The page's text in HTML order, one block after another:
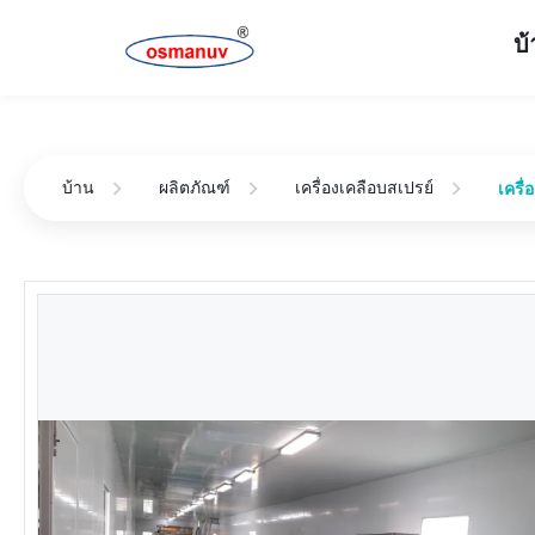
บ้าน ผลิตภัณฑ์ เครื่องเคลือบสเปรย์ เครื่